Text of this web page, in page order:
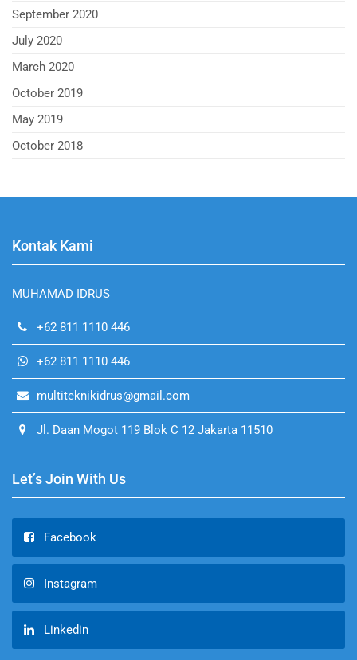
September 2020
July 2020
March 2020
October 2019
May 2019
October 2018
Kontak Kami
MUHAMAD IDRUS
+62 811 1110 446
+62 811 1110 446
multiteknikidrus@gmail.com
Jl. Daan Mogot 119 Blok C 12 Jakarta 11510
Let’s Join With Us
Facebook
Instagram
Linkedin